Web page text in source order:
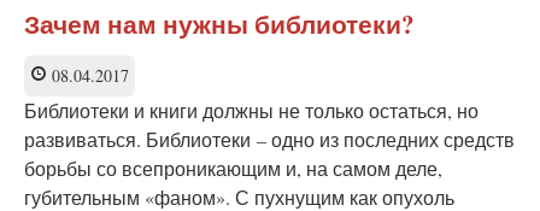
в
защиту
в
Нижнем
Новгороде
Зачем нам нужны библиотеки?
08.04.2017
Библиотеки и книги должны не только остаться, но
развиваться. Библиотеки – одно из последних средств
борьбы со всепроникающим и, на самом деле,
губительным «фаном». С пухнущим как опухоль